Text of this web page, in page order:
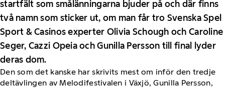
startfält som smålänningarna bjuder på och där finns
två namn som sticker ut, om man får tro Svenska Spel
Sport & Casinos experter Olivia Schough och Caroline
Seger, Cazzi Opeia och Gunilla Persson till final lyder
deras dom.
Den som det kanske har skrivits mest om inför den tredje
deltävlingen av Melodifestivalen i Växjö, Gunilla Persson,